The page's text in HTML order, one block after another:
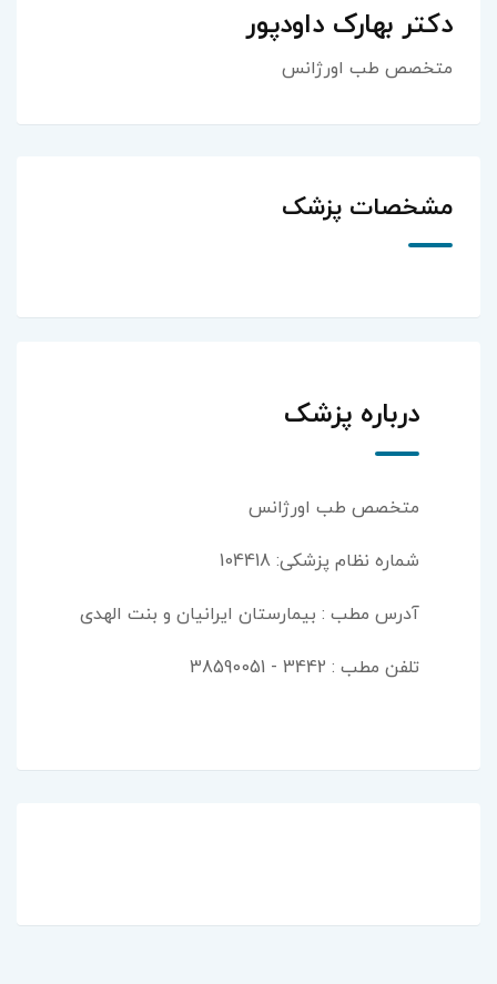
دکتر بهارک داودپور
متخصص طب اورژانس
مشخصات پزشک
درباره پزشک
متخصص طب اورژانس
شماره نظام پزشکی: 104418
آدرس مطب : بیمارستان ایرانیان و بنت الهدی
تلفن مطب : 3442 - 38590051